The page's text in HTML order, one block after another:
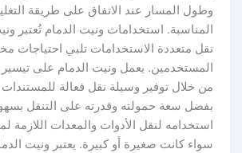
وطول المسار عند الاتفاق على طريقة
المناسبة. استخدامات ونيت الدمام تُعتبر
نقل متعددة الاستخدامات تلبي احتياجات
المستخدمين. يعمل ونيت الدمام على تيسير
من خلال توفير وسيلة نقل فعالة للمستندات
بفضل سعة حمولته وقدرته على التنقل
استخدامه لنقل الأدوات والمعدات اللازمة
سواء كانت صغيرة أو كبيرة. يعتبر ونيت الدمام